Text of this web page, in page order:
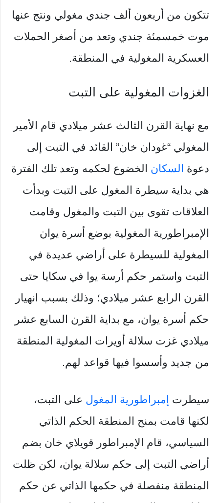
تتكون من أربعون ألف جندي مغولي ونتج عنها
موت خمسمئة جندي وتعد من أصغر الحملات
العسكرية المغولية في المنطقة.
الغزوات المغولية على التبت
مع نهاية القرن الثالث عشر ميلادي قام الأمير
المغولي “غودان خان” القائد في التبت إلى
دعوة السكان الخضوع لحكمه وتعد تلك الفترة
هي بداية سيطرة المغول على التبت وبدأت
العلاقات تقوى بين التبت والمغول وقامت
الإمبراطورية المغولية بوضع أسرة يوان
المغولية للسيطرة على أراضي عديدة في
التبت واستمر حكم أرسة يوا في سكايا حتى
القرن الرابع عشر ميلادي؛ وذلك بسبب انهيار
حكم أسرة يوان، مع بداية القرن السابع عشر
ميلادي غزت سلالة أويرات المغولية المنطقة
من جديد وأسسوا فيها قواعد لهم.
سيطرت إمبراطورية المغول على التبت،
لكنها قامت بمنح المنطقة الحكم الذاتي
السياسي، قام الإمبراطور قويلاي خان بضم
أراضي التبت إلى حكم سلالة يوان، لكن ظلت
المنطقة منفصلة في حكمها الذاتي عن حكم